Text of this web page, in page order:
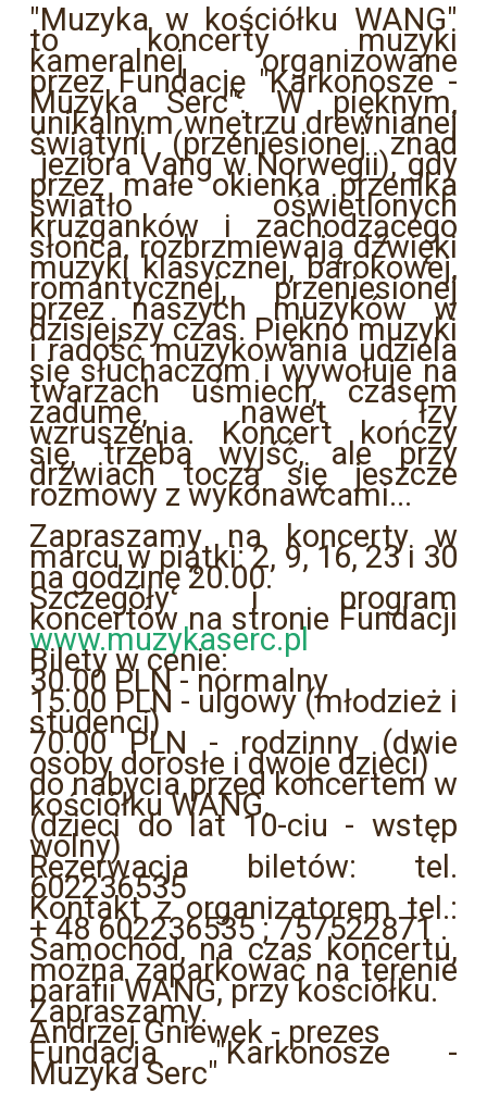
"Muzyka w kościółku WANG"
to koncerty muzyki
kameralnej organizowane
przez Fundację "Karkonosze -
Muzyka Serc". W pięknym,
unikalnym wnętrzu drewnianej
świątyni (przeniesionej znad
jeziora Vang w Norwegii), gdy
przez małe okienka przenika
światło oświetlonych
krużganków i zachodzącego
słońca, rozbrzmiewają dźwięki
muzyki klasycznej, barokowej,
romantycznej, przeniesionej
przez naszych muzyków w
dzisiejszy czas. Piękno muzyki
i radość muzykowania udziela
się słuchaczom i wywołuje na
twarzach uśmiech, czasem
zadumę, nawet łzy
wzruszenia. Koncert kończy
się, trzeba wyjść, ale przy
drzwiach toczą się jeszcze
rozmowy z wykonawcami...
Zapraszamy na koncerty w
marcu w piątki: 2, 9, 16, 23 i 30
na godzinę 20.00.
Szczegóły i program
koncertów na stronie Fundacji
www.muzykaserc.pl
Bilety w cenie:
30.00 PLN - normalny
15.00 PLN - ulgowy (młodzież i
studenci)
70.00 PLN - rodzinny (dwie
osoby dorosłe i dwoje dzieci)
do nabycia przed koncertem w
kościółku WANG.
(dzieci do lat 10-ciu - wstęp
wolny)
Rezerwacja biletów: tel.
602236535
Kontakt z organizatorem tel.:
+ 48 602236535 ; 757522871 .
Samochód, na czas koncertu,
można zaparkować na terenie
parafii WANG, przy kościółku.
Zapraszamy.
Andrzej Gniewek - prezes
Fundacja "Karkonosze -
Muzyka Serc"